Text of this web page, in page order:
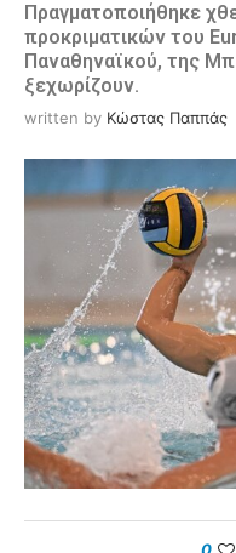
Πραγματοποιήθηκε
προκριματικών του
Παναθηναϊκού, της
ξεχωρίζουν.
written by Κώστας Παππάς